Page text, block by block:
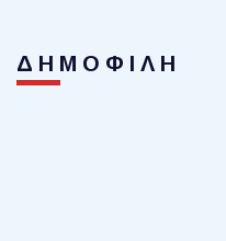
ΔΗΜΟΦΙΛΗ